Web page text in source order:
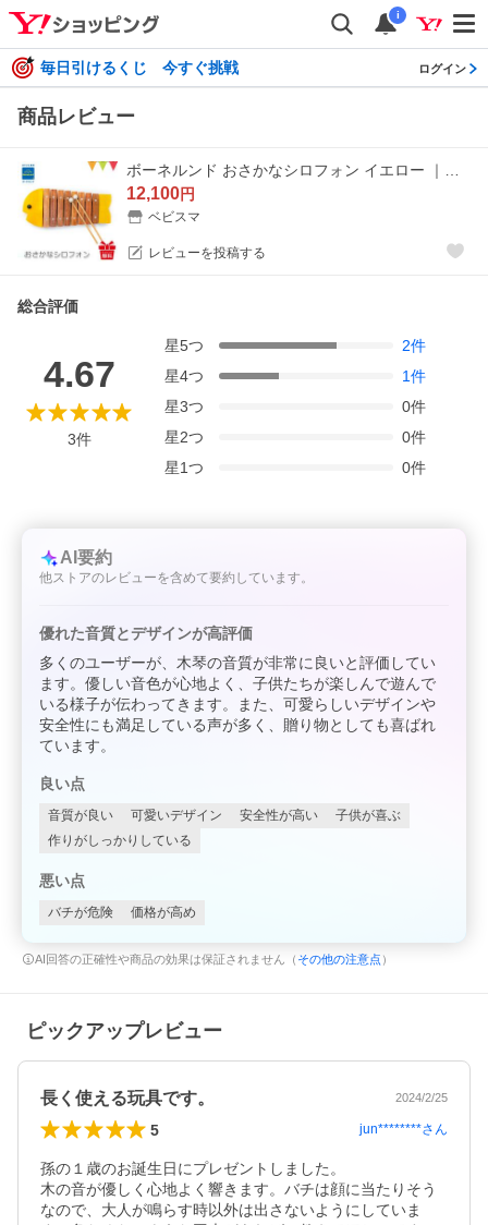
i
毎日引けるくじ 今すぐ挑戦 ログイン
商品レビュー
12,100円
ベビスマ
レビューを投稿する
総合評価
4.67
3件
星5つ 2件
星4つ 1件
星3つ 0件
星2つ 0件
星1つ 0件
AI要約
他ストアのレビューを含めて要約しています。
優れた音質とデザインが高評価
多くのユーザーが、木琴の音質が非常に良いと評価してい
ます。優しい音色が心地よく、子供たちが楽しんで遊んで
いる様子が伝わってきます。また、可愛らしいデザインや
安全性にも満足している声が多く、贈り物としても喜ばれ
ています。
良い点
音質が良い 可愛いデザイン 安全性が高い
子供が喜ぶ
作りがしっかりしている
悪い点
バチが危険 価格が高め
AI回答の正確性や商品の効果は保証されません（ その他の注意点 ）
ピックアップレビュー
長く使える玩具です。 2024/2/25
5 jun********さん
孫の１歳のお誕生日にプレゼントしました。
木の音が優しく心地よく響きます。バチは顔に当たりそう
なので、大人が鳴らす時以外は出さないようにしていま